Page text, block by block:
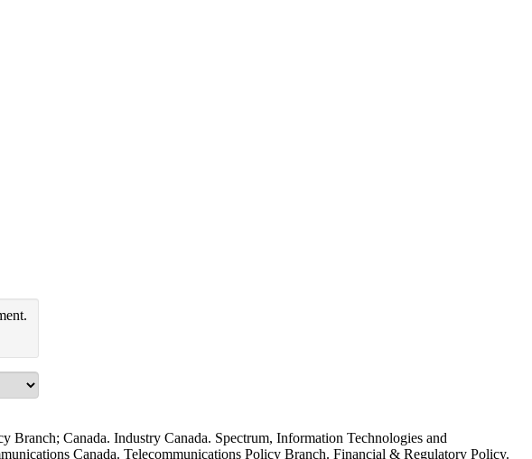
Branch; Canada. Industry Canada. Spectrum, Information Technologies and
Canada. Telecommunications Policy Branch. Financial & Regulatory Policy.